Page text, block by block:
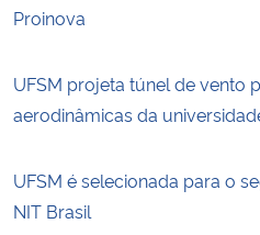
Proinova
UFSM projeta túnel de vento
aerodinâmicas da
UFSM é selecionada para o
NIT Brasil